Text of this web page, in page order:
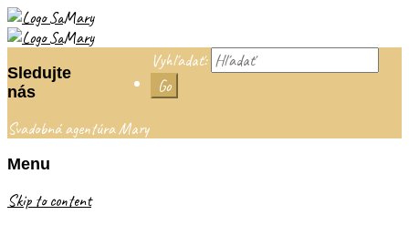
Sledujte
nás
Vyhľadať:
Svadobná agentúra Mary
Menu
Skip to content